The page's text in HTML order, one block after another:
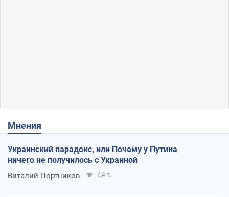
Мнения
Украинский парадокс, или Почему у Путина
ничего не получилось с Украиной
Виталий Портников 6,4 т.